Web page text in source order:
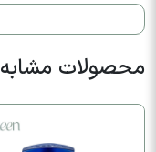
محصولات مشابه